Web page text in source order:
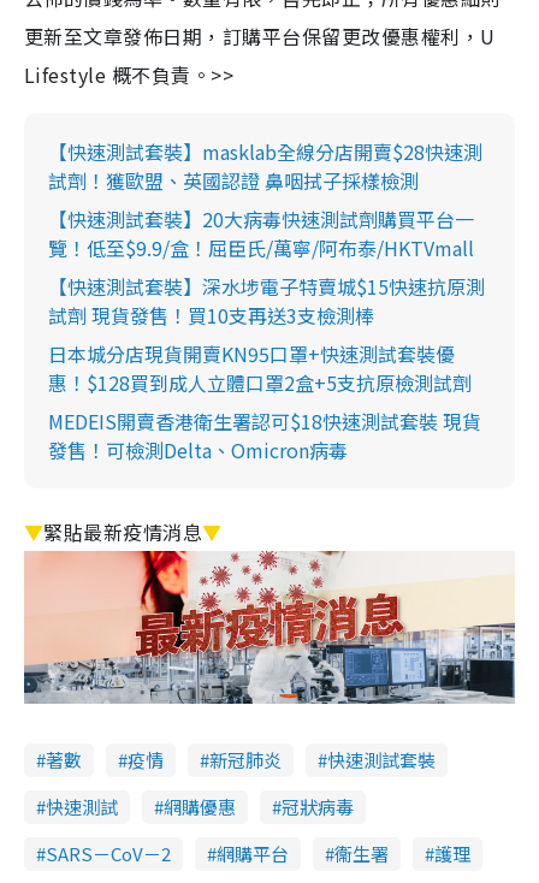
更新至文章發佈日期，訂購平台保留更改優惠權利，U
Lifestyle 概不負責。>>
【快速測試套裝】masklab全線分店開賣$28快速測
試劑！獲歐盟、英國認證 鼻咽拭子採樣檢測
【快速測試套裝】20大病毒快速測試劑購買平台一
覽！低至$9.9/盒！屈臣氏/萬寧/阿布泰/HKTVmall
【快速測試套裝】深水埗電子特賣城$15快速抗原測
試劑 現貨發售！買10支再送3支檢測棒
日本城分店現貨開賣KN95口罩+快速測試套裝優
惠！$128買到成人立體口罩2盒+5支抗原檢測試劑
MEDEIS開賣香港衛生署認可$18快速測試套裝 現貨
發售！可檢測Delta、Omicron病毒
▼緊貼最新疫情消息▼
著數 疫情 新冠肺炎
快速測試套裝
快速測試
網購優惠
冠狀病毒
SARS－CoV－2
網購平台 衞生署
護理